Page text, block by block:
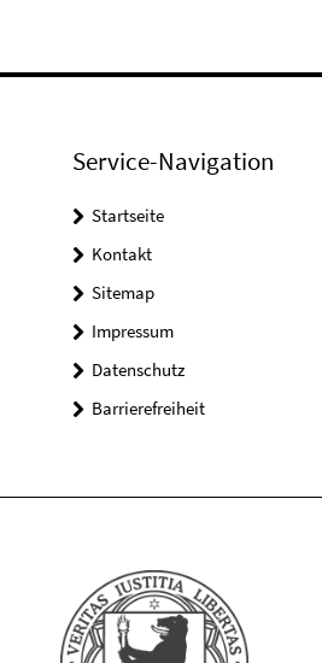
Service-Navigation
Startseite
Kontakt
Sitemap
Impressum
Datenschutz
Barrierefreiheit